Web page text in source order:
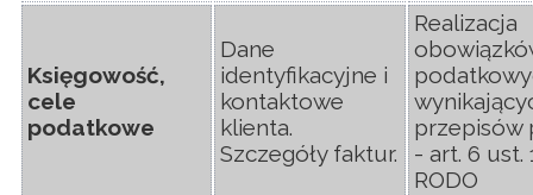
Księgowość,
cele
podatkowe
Dane
identyfikacyjne i
kontaktowe
klienta.
Szczegóły faktur.
Realizacja
przepisów
- art. 6 ust.
RODO